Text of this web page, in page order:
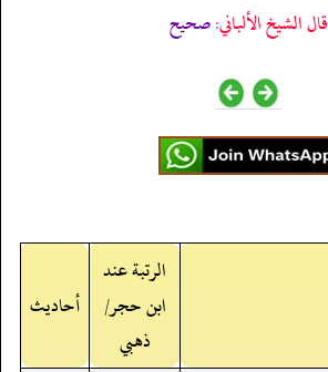
قال الشيخ الألباني:صحيح
الرتبة عند
ابن حجر/
ذهبي
أحاديث